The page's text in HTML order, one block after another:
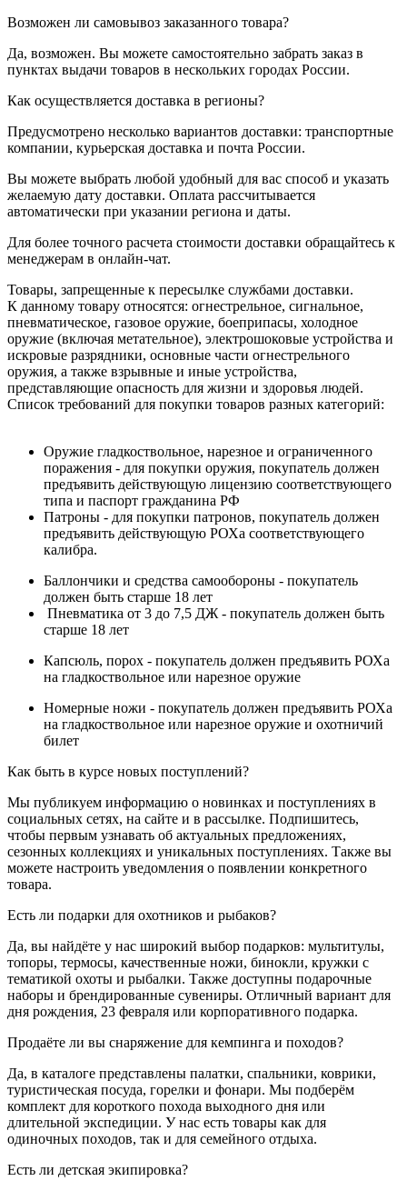
Возможен ли самовывоз заказанного товара?
Да, возможен. Вы можете самостоятельно забрать заказ в
пунктах выдачи товаров в нескольких городах России.
Как осуществляется доставка в регионы?
Предусмотрено несколько вариантов доставки: транспортные
компании, курьерская доставка и почта России.
Вы можете выбрать любой удобный для вас способ и указать
желаемую дату доставки. Оплата рассчитывается
автоматически при указании региона и даты.
Для более точного расчета стоимости доставки обращайтесь к
менеджерам в онлайн-чат.
Товары, запрещенные к пересылке службами доставки.
К данному товару относятся: огнестрельное, сигнальное,
пневматическое, газовое оружие, боеприпасы, холодное
оружие (включая метательное), электрошоковые устройства и
искровые разрядники, основные части огнестрельного
оружия, а также взрывные и иные устройства,
представляющие опасность для жизни и здоровья людей.
Список требований для покупки товаров разных категорий:
Оружие гладкоствольное, нарезное и ограниченного
поражения - для покупки оружия, покупатель должен
предъявить действующую лицензию соответствующего
типа и паспорт гражданина РФ
Патроны - для покупки патронов, покупатель должен
предъявить действующую РОХа соответствующего
калибра.
Баллончики и средства самообороны - покупатель
должен быть старше 18 лет
Пневматика от 3 до 7,5 ДЖ - покупатель должен быть
старше 18 лет
Капсюль, порох - покупатель должен предъявить РОХа
на гладкоствольное или нарезное оружие
Номерные ножи - покупатель должен предъявить РОХа
на гладкоствольное или нарезное оружие и охотничий
билет
Как быть в курсе новых поступлений?
Мы публикуем информацию о новинках и поступлениях в
социальных сетях, на сайте и в рассылке. Подпишитесь,
чтобы первым узнавать об актуальных предложениях,
сезонных коллекциях и уникальных поступлениях. Также вы
можете настроить уведомления о появлении конкретного
товара.
Есть ли подарки для охотников и рыбаков?
Да, вы найдёте у нас широкий выбор подарков: мультитулы,
топоры, термосы, качественные ножи, бинокли, кружки с
тематикой охоты и рыбалки. Также доступны подарочные
наборы и брендированные сувениры. Отличный вариант для
дня рождения, 23 февраля или корпоративного подарка.
Продаёте ли вы снаряжение для кемпинга и походов?
Да, в каталоге представлены палатки, спальники, коврики,
туристическая посуда, горелки и фонари. Мы подберём
комплект для короткого похода выходного дня или
длительной экспедиции. У нас есть товары как для
одиночных походов, так и для семейного отдыха.
Есть ли детская экипировка?